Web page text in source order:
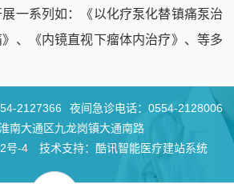
一系列如：《以化疗泵化替镇痛泵治
、《内镜直视下瘤体内治疗》、等多
2127366 夜间急诊电话： 0554-2128006
南大通区九龙岗镇大通南路
号-4
技术支持：酷讯智能医疗建站系统